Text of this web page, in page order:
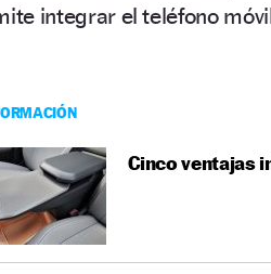
integrar el teléfono
Cinco ventajas